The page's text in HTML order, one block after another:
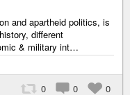
and apartheid politics, is
different
& military int…
0 0 0